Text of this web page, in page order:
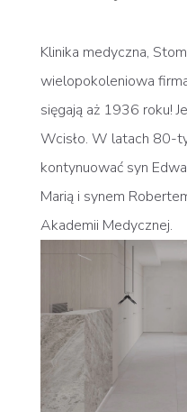
Klinika medyczna,
wielopokoleniowa
sięgają aż 1936 roku!
Wcisło. W latach 80-
kontynuować syn
Marią i synem
Akademii Medycznej.